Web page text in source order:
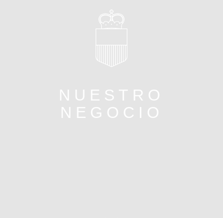
NUESTRO
NEGOCIO